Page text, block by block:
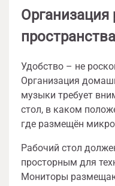
Организация
Удобство – не
Организация
музыки требует
стол, в каком
где размещён
Рабочий стол
просторным для
Мониторы